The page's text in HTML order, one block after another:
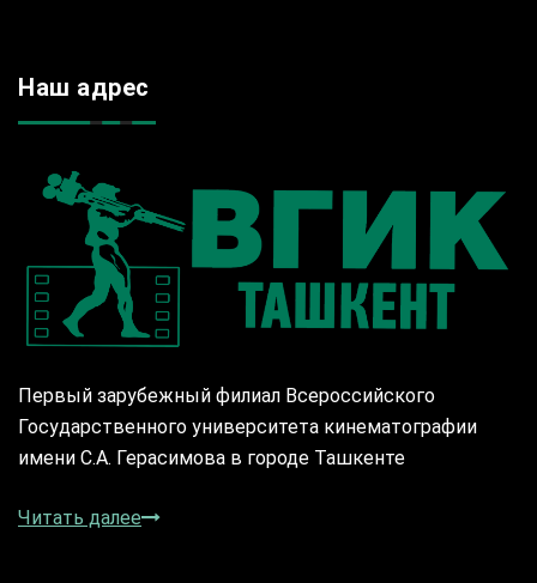
Наш адрес
Первый зарубежный филиал Всероссийского
Государственного университета кинематографии
имени С.А. Герасимова в городе Ташкенте
Читать далее